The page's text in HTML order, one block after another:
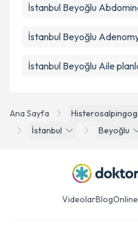
Ana Sayfa
İstanbul
Beyoğlu
İstanbul Beyoğlu
İstanbul Beyoğlu
İstanbul Beyoğlu Aile
VideolarBlog